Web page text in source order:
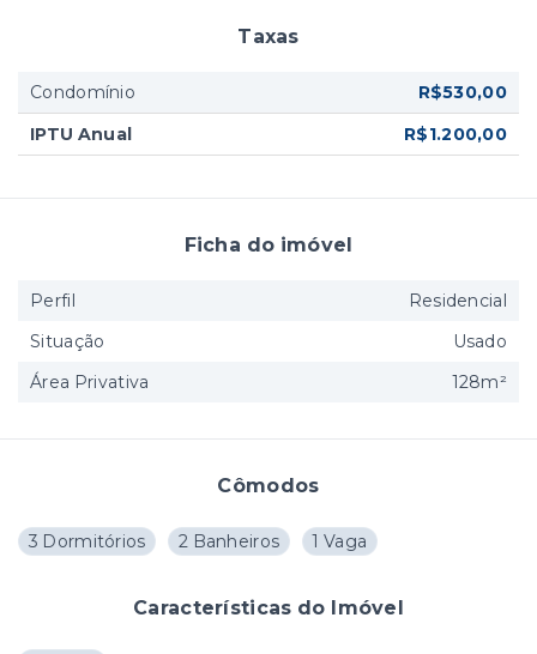
Cômodos
3 Dormitórios 2 Banheiros 1 Vaga
Características do Imóvel
Taxas
Condomínio
R$530,00
IPTU Anual
R$1.200,00
Ficha do imóvel
Perfil
Residencial
Situação
Usado
Área Privativa
128m²